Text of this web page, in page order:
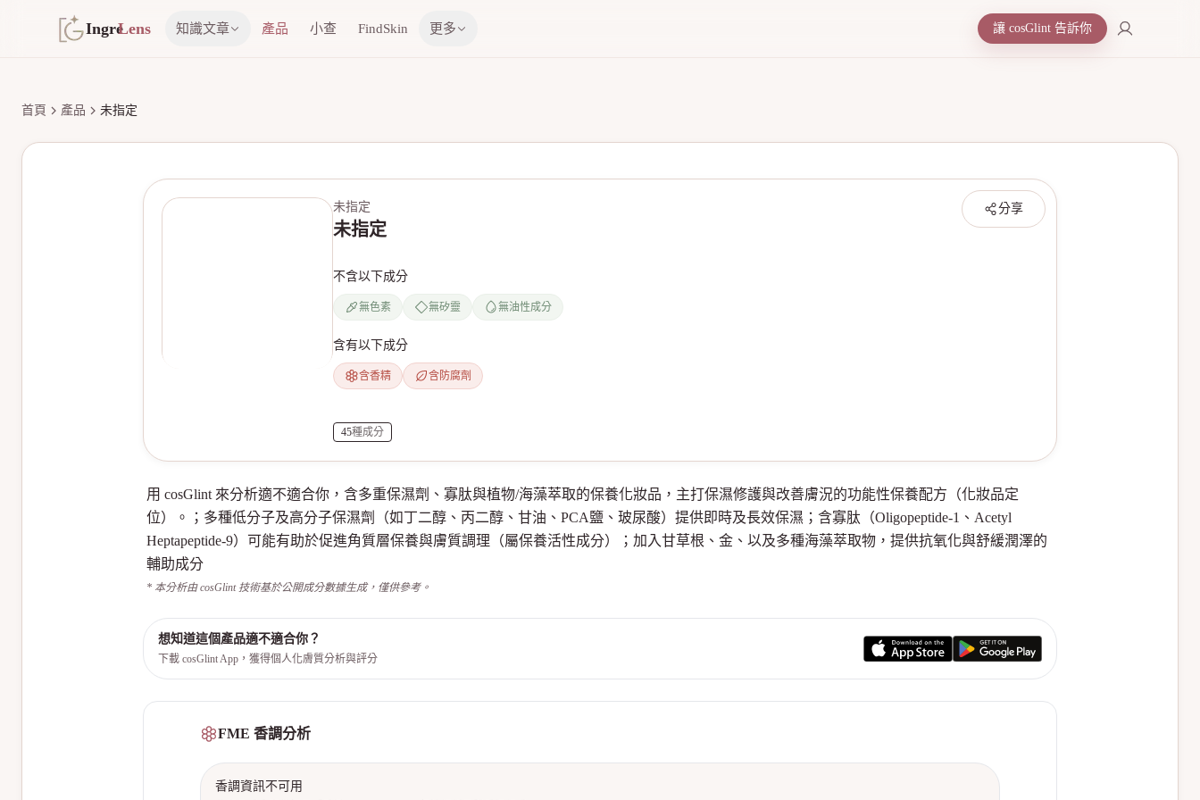
IngreLens 知識文章 產品 小查 FindSkin 更多 讓 cosGlint 告訴你
首頁 產品 未指定
分享
未指定
未指定
不含以下成分
無色素 無矽靈 無油性成分
含有以下成分
含香精 含防腐劑
45種成分
用 cosGlint 來分析適不適合你，含多重保濕劑、寡肽與植物/海藻萃取的保養化妝品，主打保濕修護與改善膚況的功能性保養配方（化妝品定
位）。；多種低分子及高分子保濕劑（如丁二醇、丙二醇、甘油、PCA鹽、玻尿酸）提供即時及長效保濕；含寡肽（Oligopeptide-1、Acetyl
Heptapeptide-9）可能有助於促進角質層保養與膚質調理（屬保養活性成分）；加入甘草根、金、以及多種海藻萃取物，提供抗氧化與舒緩潤澤的
輔助成分
* 本分析由 cosGlint 技術基於公開成分數據生成，僅供參考。
想知道這個產品適不適合你？
下載 cosGlint App，獲得個人化膚質分析與評分
FME 香調分析
香調資訊不可用